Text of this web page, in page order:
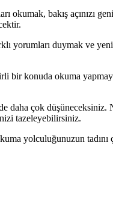
okumak, bakış açınızı
duymak ve yeni
bir konuda okuma
daha çok düşüneceksiniz.
tazeleyebilirsiniz.
yolculuğunuzun tadını